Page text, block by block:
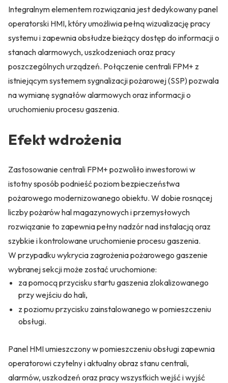
Integralnym elementem rozwiązania jest dedykowany panel
operatorski HMI, który umożliwia pełną wizualizację pracy
systemu i zapewnia obsłudze bieżący dostęp do informacji o
stanach alarmowych, uszkodzeniach oraz pracy
poszczególnych urządzeń. Połączenie centrali FPM+ z
istniejącym systemem sygnalizacji pożarowej (SSP) pozwala
na wymianę sygnałów alarmowych oraz informacji o
uruchomieniu procesu gaszenia.
Efekt wdrożenia
Zastosowanie centrali FPM+ pozwoliło inwestorowi w
istotny sposób podnieść poziom bezpieczeństwa
pożarowego modernizowanego obiektu. W dobie rosnącej
liczby pożarów hal magazynowych i przemysłowych
rozwiązanie to zapewnia pełny nadzór nad instalacją oraz
szybkie i kontrolowane uruchomienie procesu gaszenia.
W przypadku wykrycia zagrożenia pożarowego gaszenie
wybranej sekcji może zostać uruchomione:
za pomocą przycisku startu gaszenia zlokalizowanego
przy wejściu do hali,
z poziomu przycisku zainstalowanego w pomieszczeniu
obsługi.
Panel HMI umieszczony w pomieszczeniu obsługi zapewnia
operatorowi czytelny i aktualny obraz stanu centrali,
alarmów, uszkodzeń oraz pracy wszystkich wejść i wyjść